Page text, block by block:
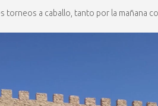
torneos a caballo, tanto por la mañana